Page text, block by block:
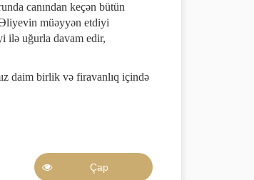
canından keçən bütün
müəyyən etdiyi
ilə uğurla davam edir,
daim birlik və firavanlıq içində
Çap